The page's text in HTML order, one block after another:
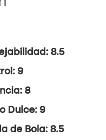
8.5
9
8
Dulce: 9
de Bola: 8.5